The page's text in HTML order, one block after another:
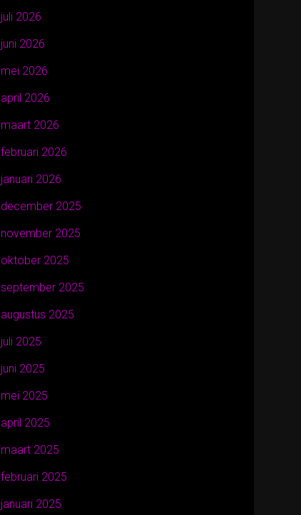
juli 2026
juni 2026
mei 2026
april 2026
maart 2026
februari 2026
januari 2026
december 2025
november 2025
oktober 2025
september 2025
augustus 2025
juli 2025
juni 2025
mei 2025
april 2025
maart 2025
februari 2025
januari 2025